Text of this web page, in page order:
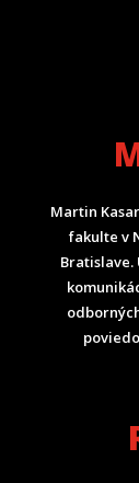
Martin
fakulte v
Bratislave.